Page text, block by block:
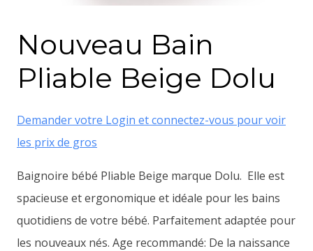
Nouveau Bain
Pliable Beige Dolu
Demander votre Login et connectez-vous pour voir
les prix de gros
Baignoire bébé Pliable Beige marque Dolu. Elle est
spacieuse et ergonomique et idéale pour les bains
quotidiens de votre bébé. Parfaitement adaptée pour
les nouveaux nés. Age recommandé: De la naissance